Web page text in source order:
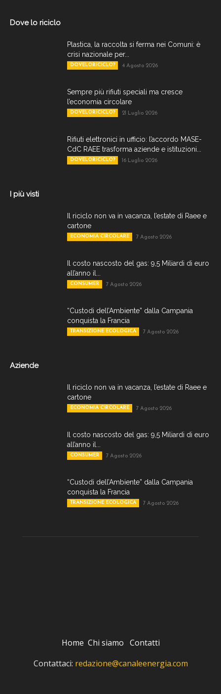
Dove lo riciclo
Plastica, la raccolta si ferma nei Comuni: è
crisi nazionale per...
DOVELORICICLO? 4 Agosto 2026
Sempre più rifiuti speciali ma cresce
l’economia circolare
DOVELORICICLO? 21 Luglio 2026
Rifiuti elettronici in ufficio: l’accordo MASE-
CdC RAEE trasforma aziende e istituzioni...
DOVELORICICLO? 16 Luglio 2026
I più visti
Il riciclo non va in vacanza, l’estate di Raee e
cartone
ECONOMIA CIRCOLARE 7 Agosto 2026
Il costo nascosto del gas: 9,5 Miliardi di euro
all’anno il...
CONSUMER 7 Agosto 2026
“Custodi dell’Ambiente” dalla Campania
conquista la Francia
TRANSIZIONE ECOLOGICA 7 Agosto 2026
Aziende
Il riciclo non va in vacanza, l’estate di Raee e
cartone
ECONOMIA CIRCOLARE 7 Agosto 2026
Il costo nascosto del gas: 9,5 Miliardi di euro
all’anno il...
CONSUMER 7 Agosto 2026
“Custodi dell’Ambiente” dalla Campania
conquista la Francia
TRANSIZIONE ECOLOGICA 7 Agosto 2026
Home Chi siamo Contatti
Contattaci: redazione@canaleenergia.com